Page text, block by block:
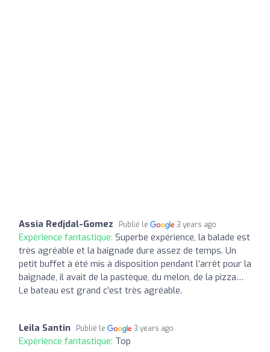
Assia Redjdal-Gomez Publié le 3 years ago
Expérience fantastique: Superbe expérience, la balade est
très agréable et la baignade dure assez de temps. Un
petit buffet à été mis à disposition pendant l’arrêt pour la
baignade, il avait de la pastèque, du melon, de la pizza…
Le bateau est grand c’est très agréable.
Leila Santin Publié le 3 years ago
Expérience fantastique: Top